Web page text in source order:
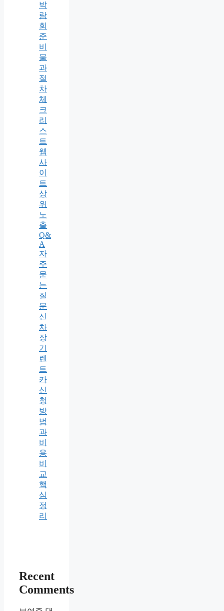
박
람
회
준
비
물
과
절
차
체
크
리
스
트
웹
사
이
트
상
위
노
출
Q&
A
자
주
묻
는
질
문
신
차
장
기
렌
트
카
신
청
방
법
과
비
용
비
교
핵
심
정
리
Recent
Comments